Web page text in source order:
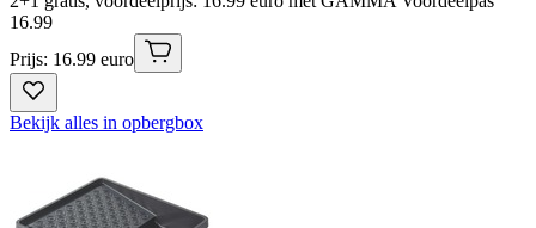
16.99
Prijs: 16.99 euro
Bekijk alles in opbergbox